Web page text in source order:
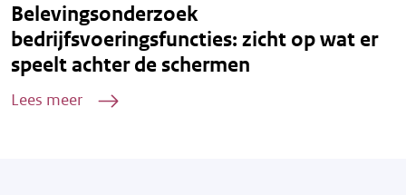
Belevingsonderzoek
bedrijfsvoeringsfuncties: zicht op wat er
speelt achter de schermen
Lees meer